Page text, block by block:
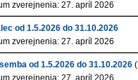
zverejnenia: 27. apríl 2026
od 1.5.2026 do 31.10.2026
zverejnenia: 27. apríl 2026
od 1.5.2026 do 31.10.2026
zverejnenia: 27. apríl 2026